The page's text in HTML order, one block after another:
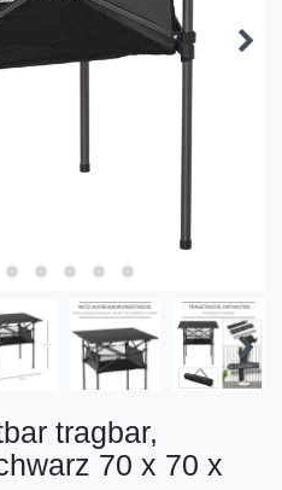
tragbar,
70 x 70 x